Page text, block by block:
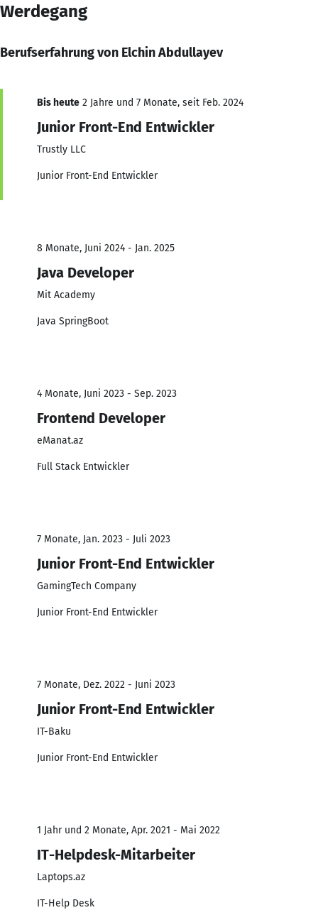
Werdegang
Berufserfahrung von Elchin Abdullayev
Bis heute 2 Jahre und 7 Monate, seit Feb. 2024
Junior Front-End Entwickler
Trustly LLC
Junior Front-End Entwickler
8 Monate, Juni 2024 - Jan. 2025
Java Developer
Mit Academy
Java SpringBoot
4 Monate, Juni 2023 - Sep. 2023
Frontend Developer
eManat.az
Full Stack Entwickler
7 Monate, Jan. 2023 - Juli 2023
Junior Front-End Entwickler
GamingTech Company
Junior Front-End Entwickler
7 Monate, Dez. 2022 - Juni 2023
Junior Front-End Entwickler
IT-Baku
Junior Front-End Entwickler
1 Jahr und 2 Monate, Apr. 2021 - Mai 2022
IT-Helpdesk-Mitarbeiter
Laptops.az
IT-Help Desk